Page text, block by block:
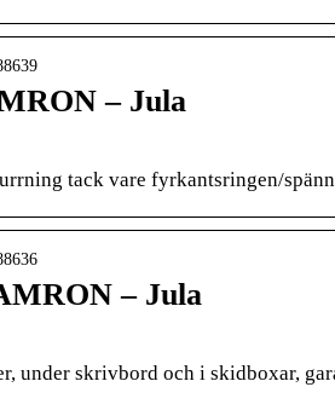
– Jula
tack vare fyrkantsringen/
– Jula
under skrivbord och i skidboxar,